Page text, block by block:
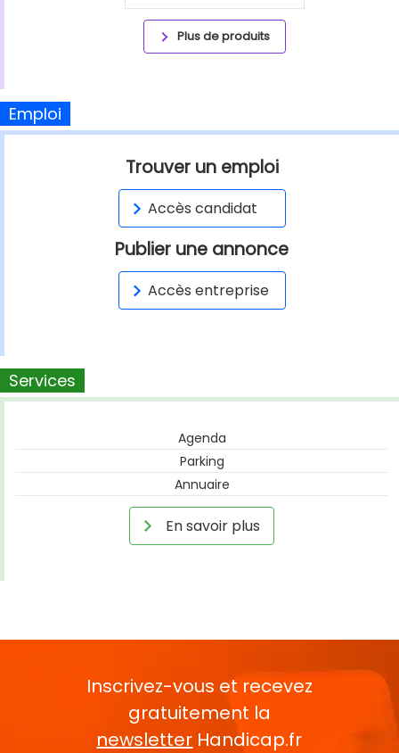
Plus de produits
Emploi
Trouver un emploi
Accès candidat
Publier une annonce
Accès entreprise
Services
Agenda
Parking
Annuaire
En savoir plus
Inscrivez-vous et recevez
gratuitement la
newsletter Handicap.fr